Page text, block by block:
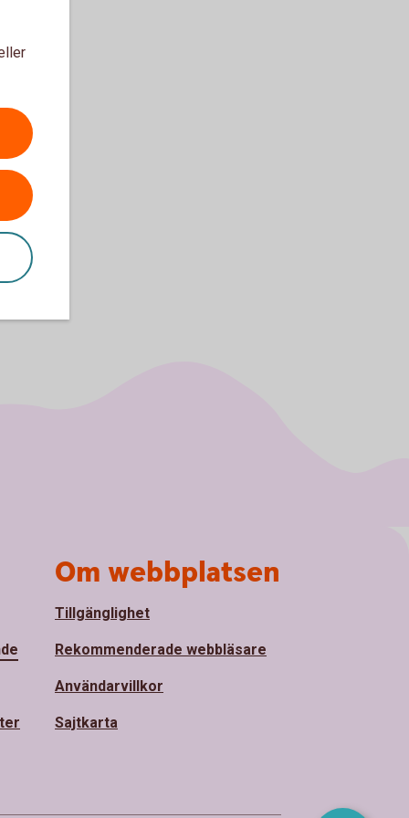
Om webbplatsen
Tillgänglighet
Rekommenderade webbläsare
Användarvillkor
Sajtkarta